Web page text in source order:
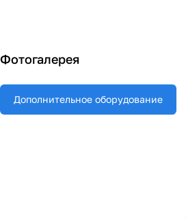
Фотогалерея
Дополнительное оборудование